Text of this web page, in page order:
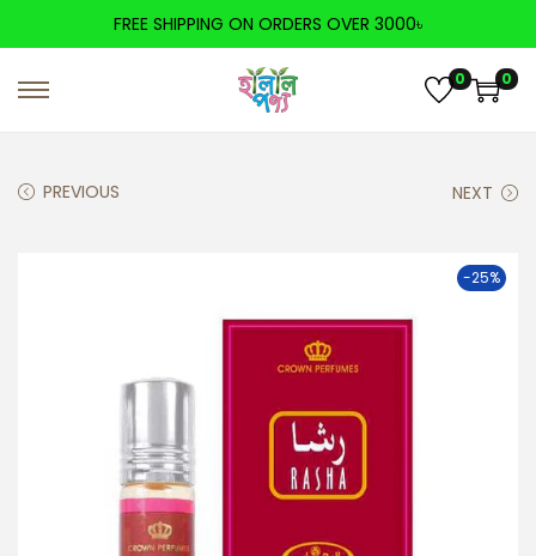
FREE SHIPPING ON ORDERS OVER 3000৳
0 0
PREVIOUS NEXT
-25%